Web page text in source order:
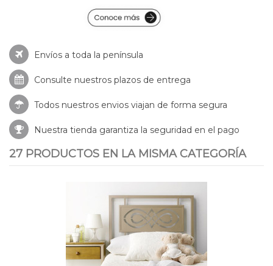
Envíos a toda la península
Consulte nuestros plazos de entrega
Todos nuestros envios viajan de forma segura
Nuestra tienda garantiza la seguridad en el pago
27 PRODUCTOS EN LA MISMA CATEGORÍA